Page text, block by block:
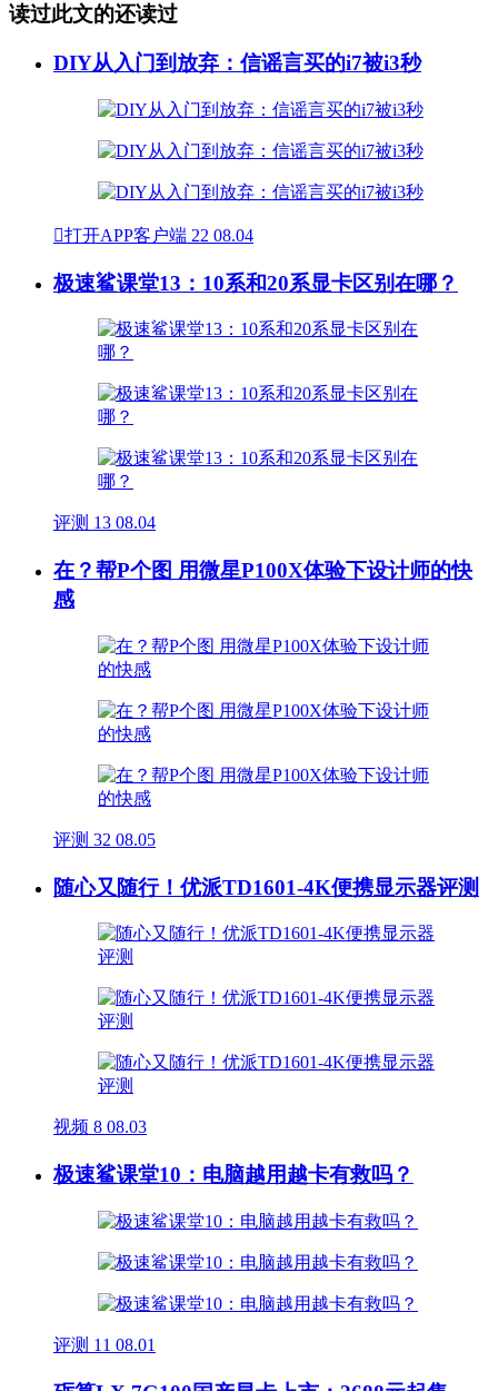
读过此文的还读过
DIY从入门到放弃：信谣言买的i7被i3秒
打开APP客户端 22 08.04
极速鲨课堂13：10系和20系显卡区别在哪？
评测 13 08.04
在？帮P个图 用微星P100X体验下设计师的快
感
评测 32 08.05
随心又随行！优派TD1601-4K便携显示器评测
视频 8 08.03
极速鲨课堂10：电脑越用越卡有救吗？
评测 11 08.01